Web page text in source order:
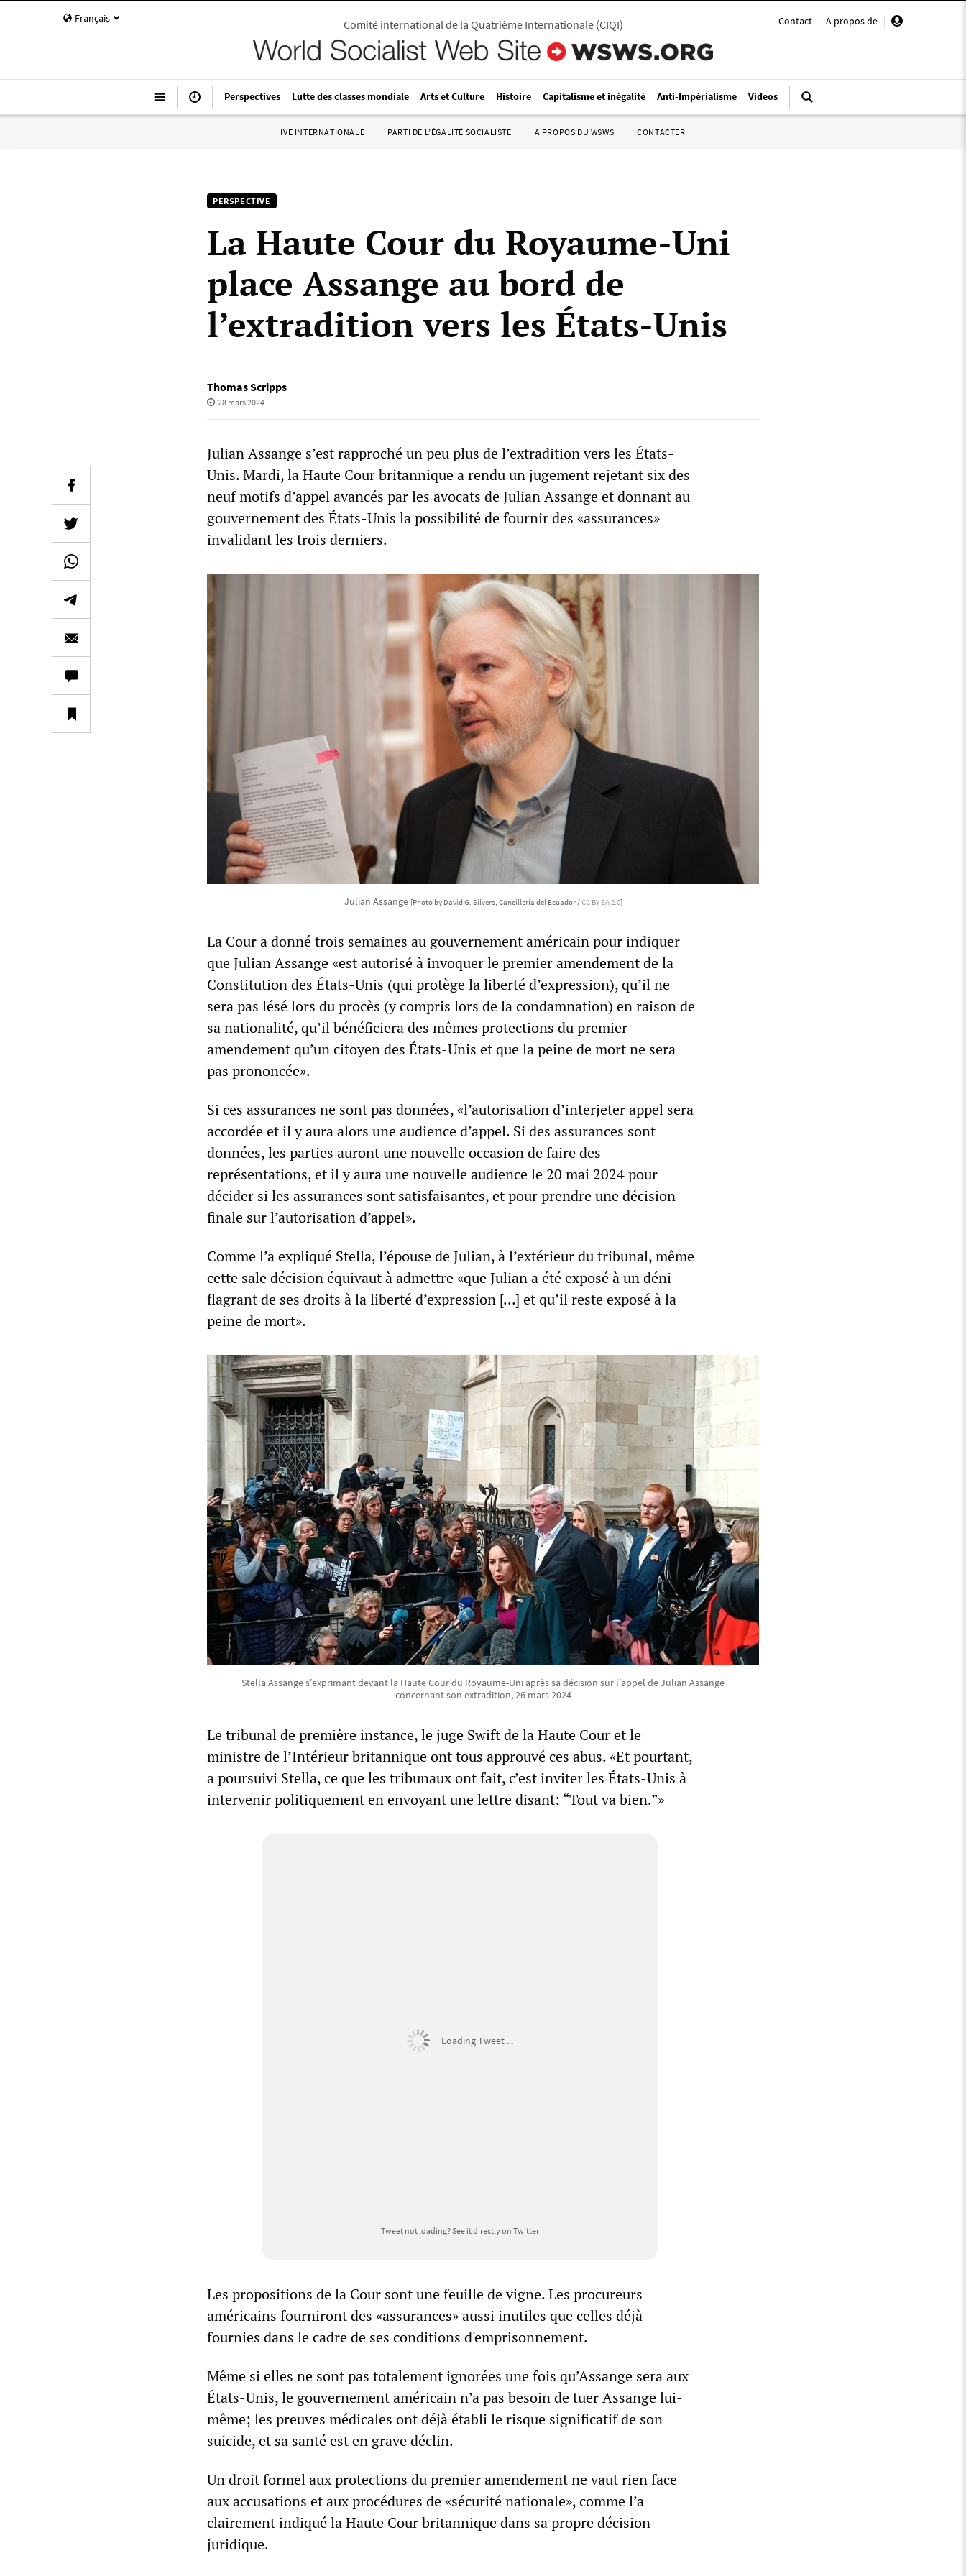
Français Contact | A propos de |
Comité international de la Quatrième Internationale(CIQI)
Perspectives Lutte des classes mondiale Arts et Culture Histoire Capitalisme et inégalité Anti-Impérialisme Videos
IVE INTERNATIONALE PARTI DE L’ÉGALITÉ SOCIALISTE A PROPOS DU WSWS CONTACTER
PERSPECTIVE
La Haute Cour du Royaume-Uni
place Assange au bord de
l’extradition vers les États-Unis
Thomas Scripps
28 mars 2024
Julian Assange s’est rapproché un peu plus de l’extradition vers les États-
Unis. Mardi, la Haute Cour britannique a rendu un jugement rejetant six des
neuf motifs d’appel avancés par les avocats de Julian Assange et donnant au
gouvernement des États-Unis la possibilité de fournir des «assurances»
invalidant les trois derniers.
Julian Assange [Photo by David G. Silvers, Cancillería del Ecuador /CC BY-SA 2.0]
La Cour a donné trois semaines au gouvernement américain pour indiquer
que Julian Assange «est autorisé à invoquer le premier amendement de la
Constitution des États-Unis (qui protège la liberté d’expression), qu’il ne
sera pas lésé lors du procès (y compris lors de la condamnation) en raison de
sa nationalité, qu’il bénéficiera des mêmes protections du premier
amendement qu’un citoyen des États-Unis et que la peine de mort ne sera
pas prononcée».
Si ces assurances ne sont pas données, «l’autorisation d’interjeter appel sera
accordée et il y aura alors une audience d’appel. Si des assurances sont
données, les parties auront une nouvelle occasion de faire des
représentations, et il y aura une nouvelle audience le 20 mai 2024 pour
décider si les assurances sont satisfaisantes, et pour prendre une décision
finale sur l’autorisation d’appel».
Comme l’a expliqué Stella, l’épouse de Julian, à l’extérieur du tribunal, même
cette sale décision équivaut à admettre «que Julian a été exposé à un déni
flagrant de ses droits à la liberté d’expression […] et qu’il reste exposé à la
peine de mort».
Stella Assange s’exprimant devant la Haute Cour du Royaume-Uni après sa décision sur l’appel de Julian Assange
concernant son extradition, 26 mars 2024
Le tribunal de première instance, le juge Swift de la Haute Cour et le
ministre de l’Intérieur britannique ont tous approuvé ces abus. «Et pourtant,
a poursuivi Stella, ce que les tribunaux ont fait, c’est inviter les États-Unis à
intervenir politiquement en envoyant une lettre disant: “Tout va bien.”»
Loading Tweet ...
Tweet not loading?See it directly on Twitter
Les propositions de la Cour sont une feuille de vigne. Les procureurs
américains fourniront des «assurances» aussi inutiles que celles déjà
fournies dans le cadre de ses conditions d'emprisonnement.
Même si elles ne sont pas totalement ignorées une fois qu’Assange sera aux
États-Unis, le gouvernement américain n’a pas besoin de tuer Assange lui-
même; les preuves médicales ont déjà établi le risque significatif de son
suicide, et sa santé est en grave déclin.
Un droit formel aux protections du premier amendement ne vaut rien face
aux accusations et aux procédures de «sécurité nationale», comme l’a
clairement indiqué la Haute Cour britannique dans sa propre décision
juridique.